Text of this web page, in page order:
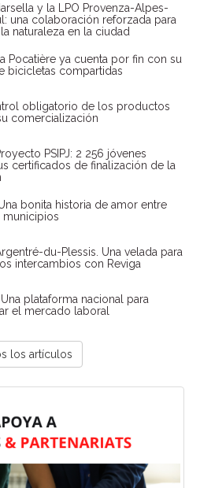
y la LPO Provenza-Alpes-
una colaboración reforzada para
naturaleza en la ciudad
Pocatière ya cuenta por fin con su
bicicletas compartidas
obligatorio de los productos
comercialización
PSIPJ: 2 256 jóvenes
certificados de finalización de la
bonita historia de amor entre
du-Plessis. Una velada para
intercambios con Reviga
plataforma nacional para
el mercado laboral
los artículos